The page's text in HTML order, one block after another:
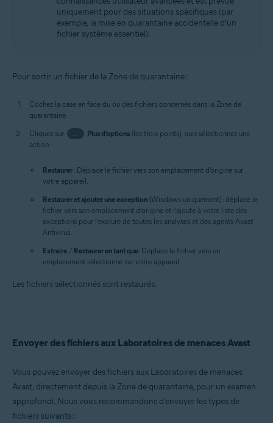
uniquement pour des situations spécifiques (par
exemple, la mise en quarantaine accidentelle d’un
fichier système essentiel).
Pour sortir un fichier de la Zone de quarantaine :
Cochez la case en face du ou des fichiers concernés dans la Zone de
quarantaine.
Cliquez sur
… Plus d’options(les trois points), puis sélectionnez une
action :
Restaurer : Déplace le fichier vers son emplacement d'origine sur
votre appareil.
Restaurer et ajouter une exception (Windows uniquement) : déplace le
fichier vers son emplacement d’origine et l’ajoute à votre liste des
exceptions pour l’exclure de toutes les analyses et des agents Avast
Antivirus.
Extraire / Restaurer en tant que: Déplace le fichier vers un
emplacement sélectionné sur votre appareil.
Les fichiers sélectionnés sont restaurés.
Envoyer des fichiers aux Laboratoires de menaces Avast
Vous pouvez envoyer des fichiers aux Laboratoires de menaces
Avast, directement depuis la Zone de quarantaine, pour un examen
approfondi. Nous vous recommandons d’envoyer les types de
fichiers suivants :